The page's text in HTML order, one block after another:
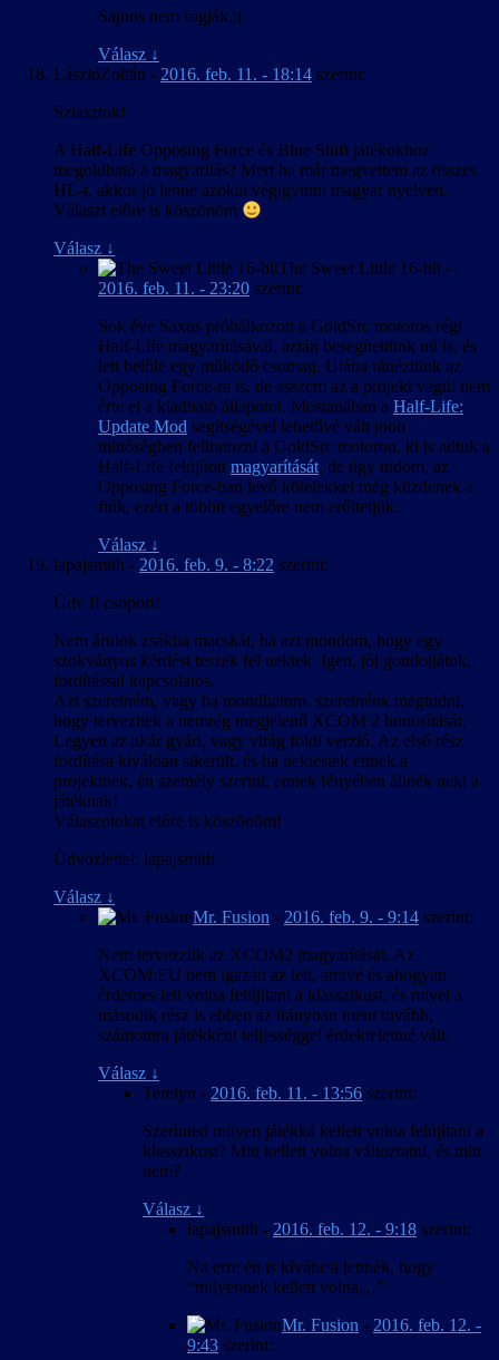
Sajnos nem fogják.:(
Válasz ↓
LászlóZoltán - 2016. feb. 11. - 18:14 szerint:
Sziasztok!
A Half-Life Opposing Force és Blue Shift játékokhoz
megoldható a magyarítás? Mert ha már megvettem az összes
HL-t, akkor jó lenne azokat végigvinni magyar nyelven.
Választ előre is köszönöm
Válasz ↓
The Sweet Little 16-bit -
2016. feb. 11. - 23:20 szerint:
Sok éve Saxus próbálkozott a GoldSrc motoros régi
Half-Life magyarításával, aztán besegítettünk mi is, és
lett belőle egy működő csomag. Utána ránéztünk az
Opposing Force-ra is, de asszem az a projekt végül nem
érte el a kiadható állapotot. Mostanában a Half-Life:
Update Mod segítségével lehetővé vált jobb
minőségben feliratozni a GoldSrc motoron, ki is adtuk a
Half-Life felújított magyarítását, de úgy tudom, az
Opposing Force-ban levő kötelekkel még küzdenek a
fiúk, ezért a többit egyelőre nem erőltetjük.
Válasz ↓
lapajsmith - 2016. feb. 9. - 8:22 szerint:
Üdv fi csoport!
Nem árulok zsákba macskát, ha azt mondom, hogy egy
szokványos kérdést teszek fel nektek. Igen, jól gondoljátok,
fordítással kapcsolatos.
Azt szeretném, vagy ha mondhatom, szeretnénk megtudni,
hogy tervezitek a nemrég megjelenő XCOM 2 honosítását.
Legyen az akár gyári, vagy virág földi verzió. Az első rész
fordítása kiválóan sikerült, és ha nekiestek ennek a
projektnek, én személy szerint, ennek fényében állnék neki a
játéknak!
Válaszotokat előre is köszönöm!
Üdvözlettel: lapajsmith
Válasz ↓
Mr. Fusion - 2016. feb. 9. - 9:14 szerint:
Nem tervezzük az XCOM2 magyarítását. Az
XCOM:EU nem igazán az lett, amivé és ahogyan
érdemes lett volna felújítani a klasszikust, és mivel a
második rész is ebben az irányban ment tovább,
számomra játékként teljességgel érdektelenné vált.
Válasz ↓
Terelyn - 2016. feb. 11. - 13:56 szerint:
Szerinted milyen játékká kellett volna felújítani a
klasszikust? Min kellett volna változtatni, és min
nem?
Válasz ↓
lapajsmith - 2016. feb. 12. - 9:18 szerint:
Na erre én is kíváncsi lennék, hogy
“milyennek kellett volna…”
Mr. Fusion - 2016. feb. 12. -
9:43 szerint: